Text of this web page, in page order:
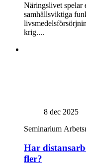
Näringslivet spelar
samhällsviktiga
krig....
8 dec 2025
Seminarium
Har
fler?